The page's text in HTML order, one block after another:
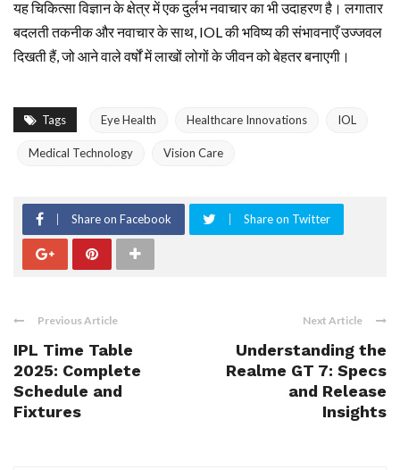
यह चिकित्सा विज्ञान के क्षेत्र में एक दुर्लभ नवाचार का भी उदाहरण है। लगातार
बदलती तकनीक और नवाचार के साथ, IOL की भविष्य की संभावनाएँ उज्जवल
दिखती हैं, जो आने वाले वर्षों में लाखों लोगों के जीवन को बेहतर बनाएगी।
Tags Eye Health Healthcare Innovations IOL
Medical Technology Vision Care
Share on Facebook Share on Twitter
Previous Article
IPL Time Table
2025: Complete
Schedule and
Fixtures
Next Article
Understanding the
Realme GT 7: Specs
and Release
Insights